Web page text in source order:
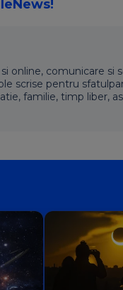
online, comunicare si
scrise pentru
familie, timp liber,